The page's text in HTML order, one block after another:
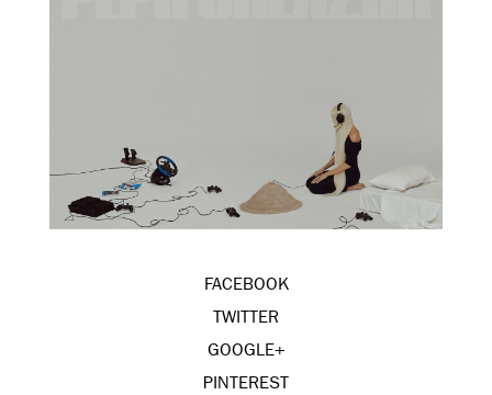
FACEBOOK
TWITTER
GOOGLE+
PINTEREST